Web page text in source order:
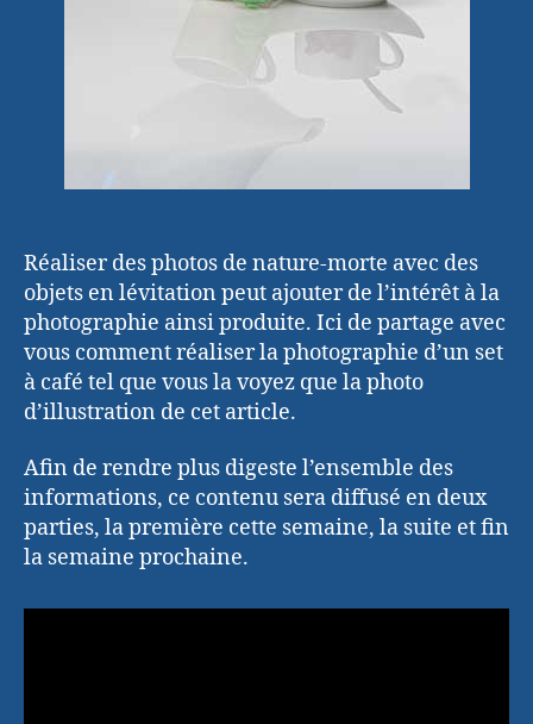
Réaliser des photos de nature-morte avec des
objets en lévitation peut ajouter de l’intérêt à la
photographie ainsi produite. Ici de partage avec
vous comment réaliser la photographie d’un set
à café tel que vous la voyez que la photo
d’illustration de cet article.
Afin de rendre plus digeste l’ensemble des
informations, ce contenu sera diffusé en deux
parties, la première cette semaine, la suite et fin
la semaine prochaine.